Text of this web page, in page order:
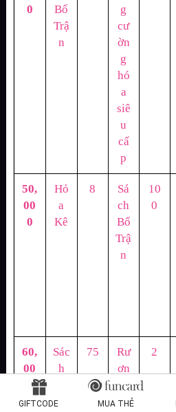
0
Bố
Trậ
n
g
cư
ờn
g
hó
a
siê
u
cấ
p
50,
00
0
Hỏ
a
Kê
8
Sá
ch
Bố
Trậ
n
10
0
60,
00
0
Sác
h
Trậ
75
Rư
ơn
g
Mã
2
GIFTCODE MUA THẺ